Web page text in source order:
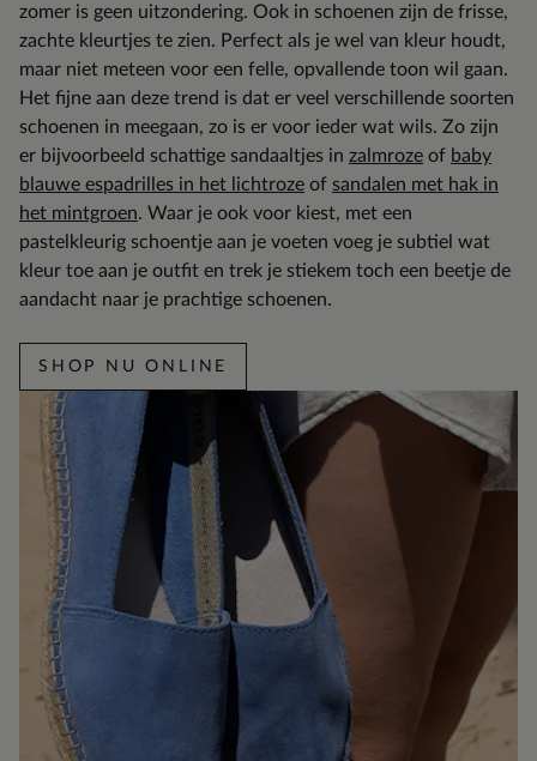
zomer is geen uitzondering. Ook in schoenen zijn de frisse,
zachte kleurtjes te zien. Perfect als je wel van kleur houdt,
maar niet meteen voor een felle, opvallende toon wil gaan.
Het fijne aan deze trend is dat er veel verschillende soorten
schoenen in meegaan, zo is er voor ieder wat wils. Zo zijn
er bijvoorbeeld schattige sandaaltjes in zalmroze of baby
blauwe espadrilles in het lichtroze of sandalen met hak in
het mintgroen. Waar je ook voor kiest, met een
pastelkleurig schoentje aan je voeten voeg je subtiel wat
kleur toe aan je outfit en trek je stiekem toch een beetje de
aandacht naar je prachtige schoenen.
SHOP NU ONLINE